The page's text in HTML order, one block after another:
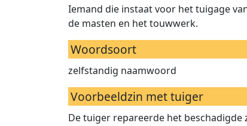
Iemand die instaat voor het tuigage
de masten en het touwwerk.
Woordsoort
zelfstandig naamwoord
Voorbeeldzin met tuiger
De tuiger repareerde het